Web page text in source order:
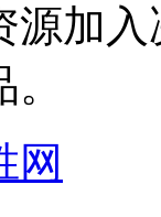
源加
网